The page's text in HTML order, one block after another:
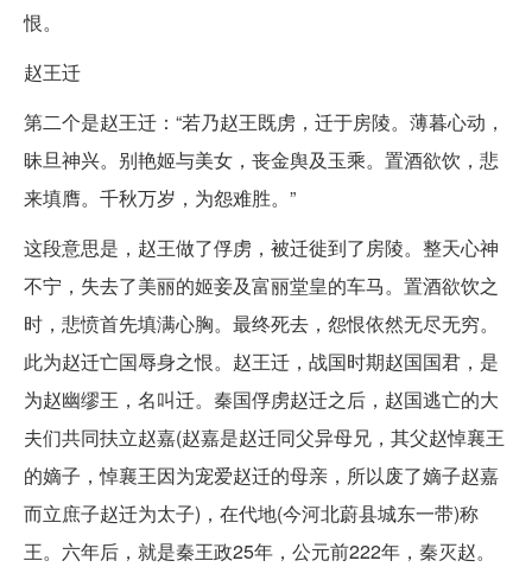
恨。
赵王迁
第二个是赵王迁：“若乃赵王既虏，迁于房陵。薄暮心动，
昧旦神兴。别艳姬与美女，丧金舆及玉乘。置酒欲饮，悲
来填膺。千秋万岁，为怨难胜。”
这段意思是，赵王做了俘虏，被迁徙到了房陵。整天心神
不宁，失去了美丽的姬妾及富丽堂皇的车马。置酒欲饮之
时，悲愤首先填满心胸。最终死去，怨恨依然无尽无穷。
此为赵迁亡国辱身之恨。赵王迁，战国时期赵国国君，是
为赵幽缪王，名叫迁。秦国俘虏赵迁之后，赵国逃亡的大
夫们共同扶立赵嘉(赵嘉是赵迁同父异母兄，其父赵悼襄王
的嫡子，悼襄王因为宠爱赵迁的母亲，所以废了嫡子赵嘉
而立庶子赵迁为太子)，在代地(今河北蔚县城东一带)称
王。六年后，就是秦王政25年，公元前222年，秦灭赵。